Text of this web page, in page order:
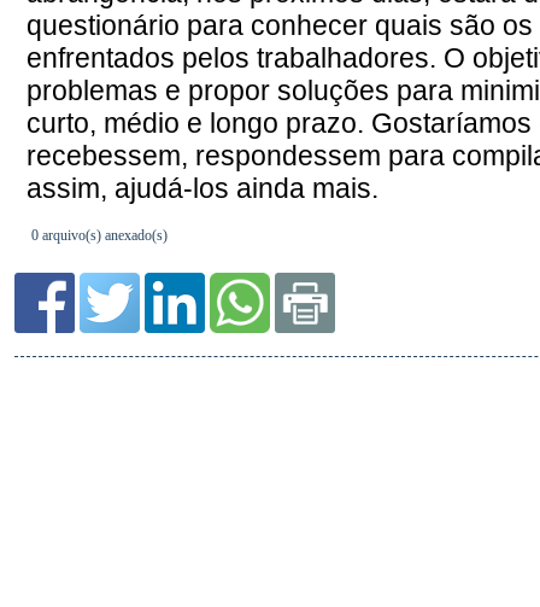
0 arquivo(s) anexado(s)